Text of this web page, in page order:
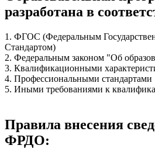
разработана в
1. ФГОС (Федеральным
Стандартом)
2. Федеральным законом "Об
3. Квалификационными
4. Профессиональными стандартами
5. Иными требованиями к
Правила внесения
ФРДО: